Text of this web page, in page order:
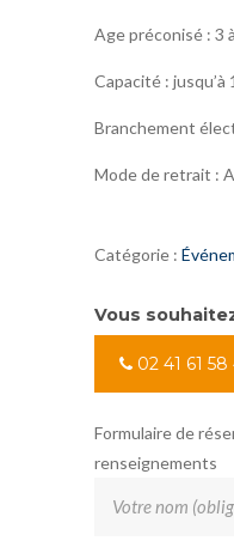
Age préconisé : 3
Capacité : jusqu’à
Branchement
Mode de retrait :
Catégorie :
Vous
02 41 61 58
Formulaire de
renseignements